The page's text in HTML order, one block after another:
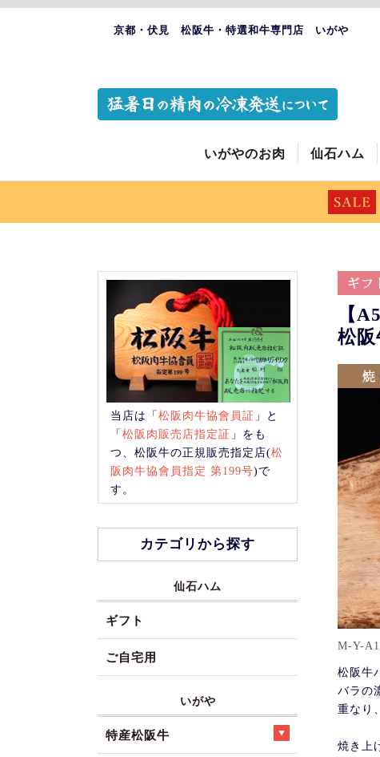
京都・伏見 松阪牛・特選和牛専門店 いがや
いがやのお肉 仙石ハム
【
松
M-Y-
松阪牛
バラの
重なり
焼き上
当店は「松阪肉牛協會員証 」と
「松阪肉販売店指定証 」をも
つ、松阪牛の正規販売指定店(松
阪肉牛協會員指定 第199号)で
す。
カテゴリから探す
仙石ハム
ギフト
ご自宅用
いがや
特産松阪牛